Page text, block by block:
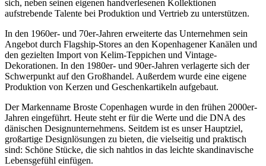
sich, neben seinen eigenen handverlesenen Kollektionen
aufstrebende Talente bei Produktion und Vertrieb zu unterstützen.
In den 1960er- und 70er-Jahren erweiterte das Unternehmen sein
Angebot durch Flagship-Stores an den Kopenhagener Kanälen und
den gezielten Import von Kelim-Teppichen und Vintage-
Dekorationen. In den 1980er- und 90er-Jahren verlagerte sich der
Schwerpunkt auf den Großhandel. Außerdem wurde eine eigene
Produktion von Kerzen und Geschenkartikeln aufgebaut.
Der Markenname Broste Copenhagen wurde in den frühen 2000er-
Jahren eingeführt. Heute steht er für die Werte und die DNA des
dänischen Designunternehmens. Seitdem ist es unser Hauptziel,
großartige Designlösungen zu bieten, die vielseitig und praktisch
sind: Schöne Stücke, die sich nahtlos in das leichte skandinavische
Lebensgefühl einfügen.